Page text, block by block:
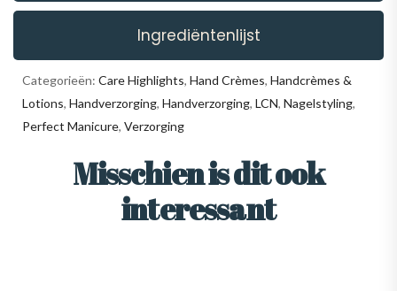
Ingrediëntenlijst
Categorieën: Care Highlights, Hand Crèmes, Handcrèmes &
Lotions, Handverzorging, Handverzorging, LCN, Nagelstyling,
Perfect Manicure, Verzorging
Misschien is dit ook
interessant